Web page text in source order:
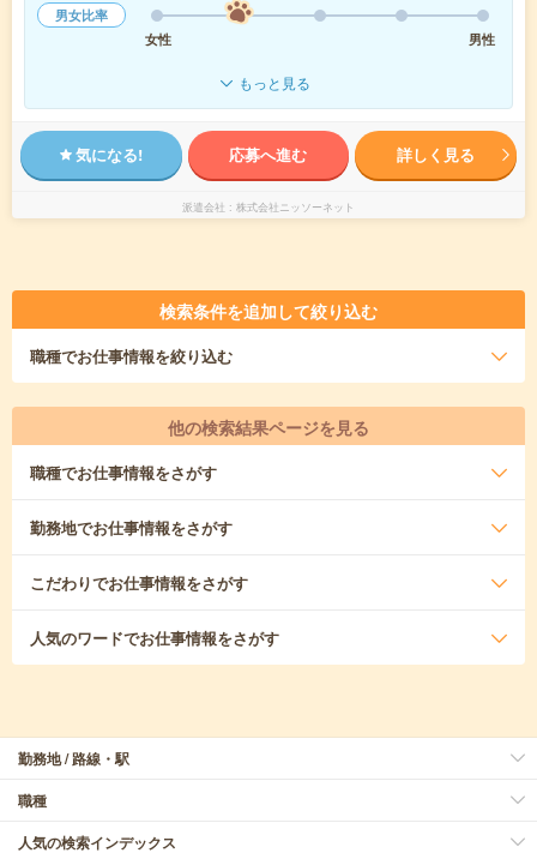
男女比率
女性
男性
もっと見る
気になる! 応募へ進む 詳しく見る
派遣会社 株式会社ニッソーネット
検索条件を追加して絞り込む
職種でお仕事情報を絞り込む
他の検索結果ページを見る
職種でお仕事情報をさがす
勤務地でお仕事情報をさがす
こだわりでお仕事情報をさがす
人気のワードでお仕事情報をさがす
勤務地 / 路線・駅
職種
人気の検索インデックス